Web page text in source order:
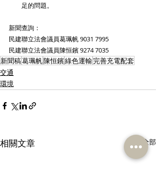
足的問題。
新聞查詢：
民建聯立法會議員葛珮帆 9031 7995
民建聯立法會議員陳恒鑌 9274 7035
新聞稿葛珮帆陳恒鑌綠色運輸完善充電配套
交通
環境
相關文章 查看全部